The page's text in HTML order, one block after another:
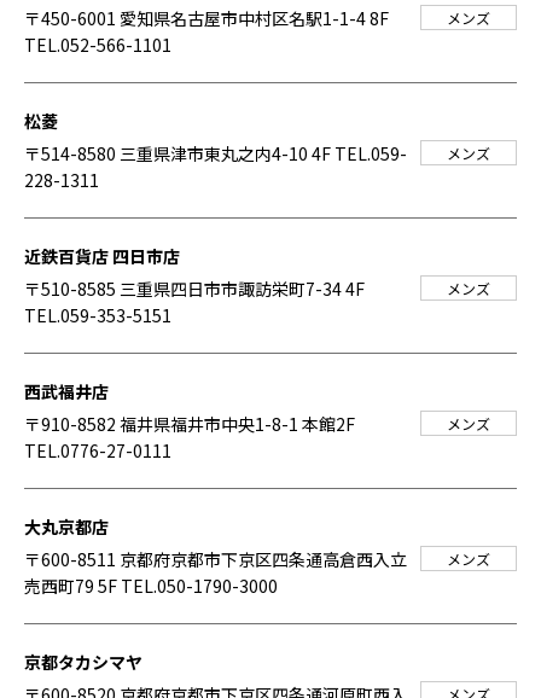
〒450-6001 愛知県名古屋市中村区名駅1-1-4 8F
TEL.052-566-1101
メンズ
松菱
〒514-8580 三重県津市東丸之内4-10 4F TEL.059-
228-1311
メンズ
近鉄百貨店 四日市店
〒510-8585 三重県四日市市諏訪栄町7-34 4F
TEL.059-353-5151
メンズ
西武福井店
〒910-8582 福井県福井市中央1-8-1 本館2F
TEL.0776-27-0111
メンズ
大丸京都店
〒600-8511 京都府京都市下京区四条通高倉西入立
売西町79 5F TEL.050-1790-3000
メンズ
京都タカシマヤ
メンズ